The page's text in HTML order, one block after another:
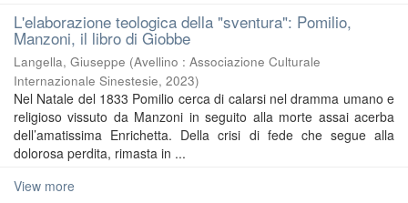
L'elaborazione teologica della "sventura": Pomilio,
Manzoni, il libro di Giobbe
Langella, Giuseppe (Avellino : Associazione Culturale
Internazionale Sinestesie, 2023)
Nel Natale del 1833 Pomilio cerca di calarsi nel dramma umano e
religioso vissuto da Manzoni in seguito alla morte assai acerba
dell’amatissima Enrichetta. Della crisi di fede che segue alla
dolorosa perdita, rimasta in ...
View more